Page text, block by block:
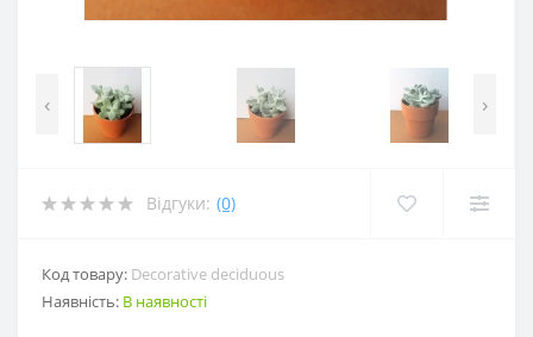
‹ ›
Відгуки: (0)
Код товару: Decorative deciduous
Наявність: В наявності